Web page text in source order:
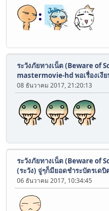
ระวังภัยทางเน็ต (Beware of
mastermovie-hd พอเรื่องเงี
08 ธันวาคม 2017, 21:20:13
ระวังภัยทางเน็ต (Beware of
(ระวัง) จู่ๆก็มียอดชำระบัตรเด
06 ธันวาคม 2017, 10:34:45